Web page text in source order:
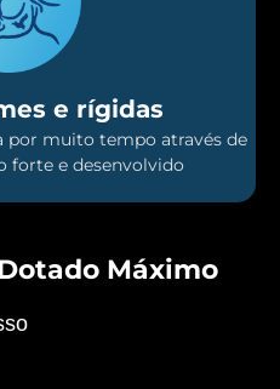
e rígidas
por muito tempo através de
forte e desenvolvido
Máximo